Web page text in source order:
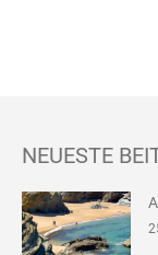
NEUESTE